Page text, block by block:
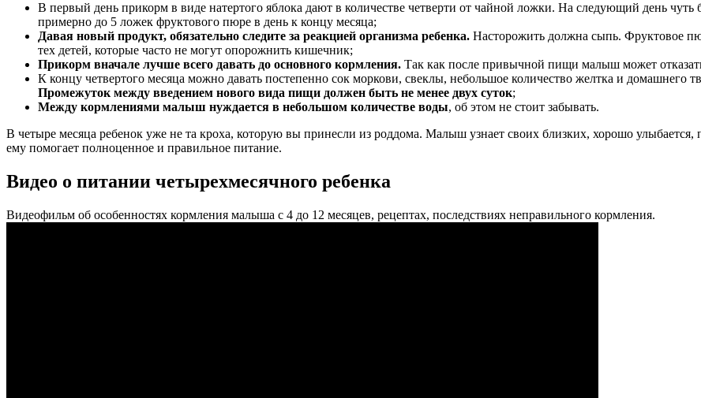
В первый день прикорм в виде натертого яблока дают в количестве четверти от чайной ложки. На следующий день
примерно до 5 ложек фруктового пюре в день к концу месяца;
Давая новый продукт, обязательно следите за реакцией организма ребенка. Насторожить должна сыпь. Фруктовое
тех детей, которые часто не могут опорожнить кишечник;
Прикорм вначале лучше всего давать до основного кормления. Так как после привычной пищи малыш может
К концу четвертого месяца можно давать постепенно сок моркови, свеклы, небольшое количество желтка и домашнего
Промежуток между введением нового вида пищи должен быть не менее двух суток;
Между кормлениями малыш нуждается в небольшом количестве воды, об этом не стоит забывать.
В четыре месяца ребенок уже не та кроха, которую вы принесли из роддома. Малыш узнает своих близких, хорошо улыбается,
ему помогает полноценное и правильное питание.
Видео о питании четырехмесячного ребенка
Видеофильм об особенностях кормления малыша с 4 до 12 месяцев, рецептах, последствиях неправильного кормления.